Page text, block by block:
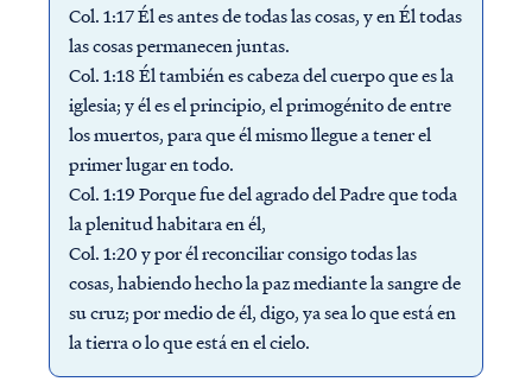
Col. 1:17 Él es antes de todas las cosas, y en Él todas
las cosas permanecen juntas.
Col. 1:18 Él también es cabeza del cuerpo que es la
iglesia; y él es el principio, el primogénito de entre
los muertos, para que él mismo llegue a tener el
primer lugar en todo.
Col. 1:19 Porque fue del agrado del Padre que toda
la plenitud habitara en él,
Col. 1:20 y por él reconciliar consigo todas las
cosas, habiendo hecho la paz mediante la sangre de
su cruz; por medio de él, digo, ya sea lo que está en
la tierra o lo que está en el cielo.